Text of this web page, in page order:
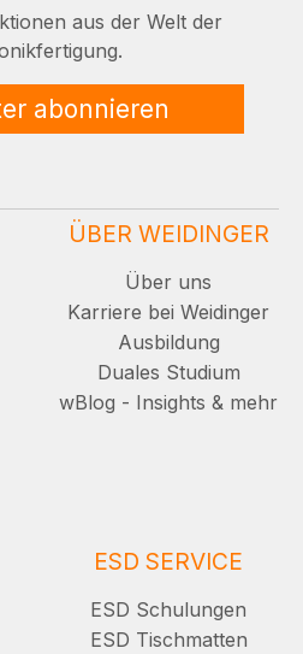
aus der Welt der
abonnieren
ÜBER WEIDINGER
Über uns
Karriere bei Weidinger
Ausbildung
Duales Studium
wBlog - Insights & mehr
ESD SERVICE
ESD Schulungen
ESD Tischmatten